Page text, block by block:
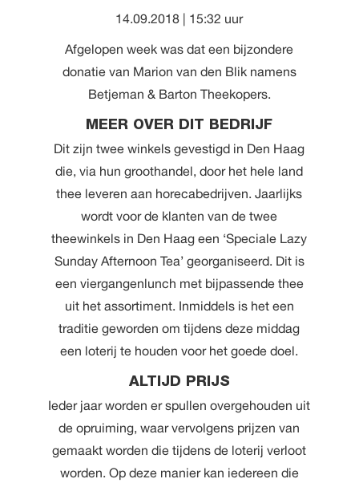
14.09.2018 | 15:32 uur
Afgelopen week was dat een bijzondere
donatie van Marion van den Blik namens
Betjeman & Barton Theekopers.
MEER OVER DIT BEDRIJF
Dit zijn twee winkels gevestigd in Den Haag
die, via hun groothandel, door het hele land
thee leveren aan horecabedrijven. Jaarlijks
wordt voor de klanten van de twee
theewinkels in Den Haag een ‘Speciale Lazy
Sunday Afternoon Tea’ georganiseerd. Dit is
een viergangenlunch met bijpassende thee
uit het assortiment. Inmiddels is het een
traditie geworden om tijdens deze middag
een loterij te houden voor het goede doel.
ALTIJD PRIJS
Ieder jaar worden er spullen overgehouden uit
de opruiming, waar vervolgens prijzen van
gemaakt worden die tijdens de loterij verloot
worden. Op deze manier kan iedereen die